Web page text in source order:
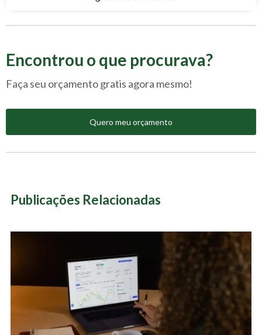
Encontrou o que procurava?
Faça seu orçamento gratis agora mesmo!
Quero meu orçamento
Publicações Relacionadas